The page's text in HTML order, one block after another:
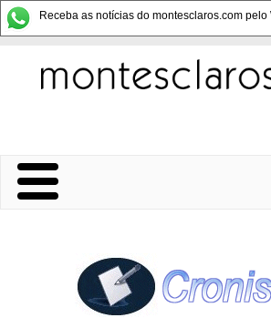
Receba as notícias do montesclaros.com pelo